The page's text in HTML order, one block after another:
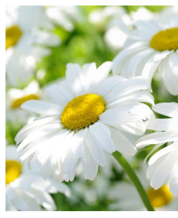
Перейти
к
содержимому